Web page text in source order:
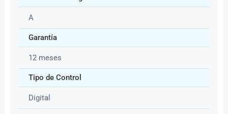
A
Garantía
12 meses
Tipo de Control
Digital